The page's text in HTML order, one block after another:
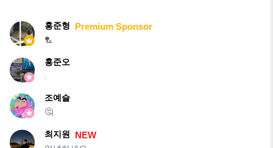
홍준형 Premium Sponsor
🏸
홍준오
.
조예슬
🤔
최지원 NEW